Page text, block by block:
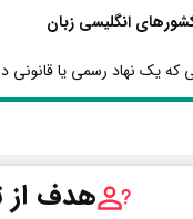
انگلیسی زبان
که یک نهاد رسمی یا قانونی
هدف از